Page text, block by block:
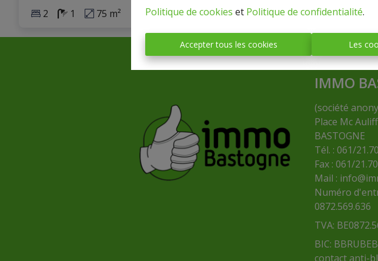
Politique de cookies et Politique de confidentialité.
Accepter tous les cookies Les
2 1 75 m² 1
IMMO
(société
Place Mc
BASTOGNE
Tél. : 061/
Fax : 061/
Mail :
Numéro
0872.569.636
TVA:
BIC:
contact anti-